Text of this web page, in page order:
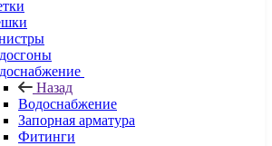
Назад
Водоснабжение
Запорная арматура
Фитинги